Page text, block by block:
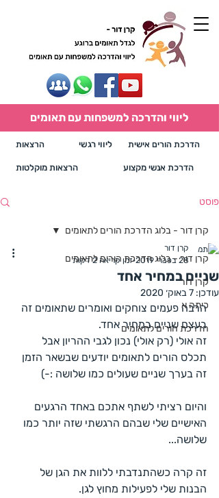
הדרכת הורים אישית הרצאות
הרצאות מוקלטות הדרכת אנשי מקצוע
ליווי והדרכה למשפחות עם תאומים
ליווי רגשי
פוסט
קרן דור - בלוג הדרכת הורים לתאומים
קרן דור
כיתה א
הדרכת הורים לתאומים
קרן דור - בלוג הדרכת הורים לתאומים
שניים במחיר אחד
קרן דור
28 בפבר׳ 2019
זמן קריאה 2 דקות
עודכן: 7 באוק׳ 2020
הרבה פעמים צוחקים ואומרים שתאומים זה
בעצם שניים במחיר אחד.
זה אולי (רק אולי) נכון לגבי ההריון אבל
תכלס הורים לתאומים יודעים שבשאר הזמן
זה בערך שניים שעולים כמו שלושה :-)
והיום רציתי לשתף אתכם באחד הרגעים
האישיים שלי שבהם הרגשתי שזה יותר כמו
שלושה...
זה קרה כשהתנדבתי ללוות את הגן של
הבנות שלי לפעילות מחוץ לגן.